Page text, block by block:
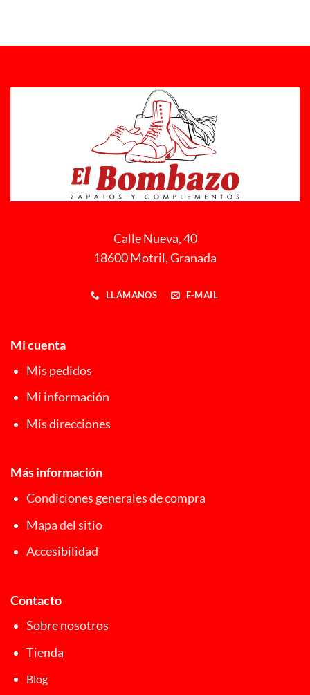
Calle Nueva, 40
18600 Motril, Granada
LLÁMANOS E-MAIL
Mi cuenta
Mis pedidos
Mi información
Mis direcciones
Más información
Condiciones generales de compra
Mapa del sitio
Accesibilidad
Contacto
Sobre nosotros
Tienda
Blog